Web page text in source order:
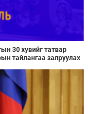
30 хувийг татвар
тайлангаа залруулах